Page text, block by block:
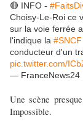
🔴 INFO -
Choisy-Le-Roi ce
sur la voie ferrée
l'indique la #SNCF
conducteur d'un
pic.twitter.com/
— FranceNews24
Une scène
Impossible.